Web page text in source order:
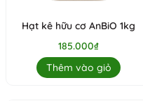
Hạt kê hữu cơ AnBiO 1kg
185.000₫
Thêm vào giỏ